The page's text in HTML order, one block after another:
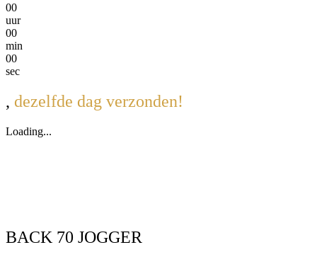
00
uur
00
min
00
sec
, dezelfde dag verzonden!
Loading...
BACK 70 JOGGER